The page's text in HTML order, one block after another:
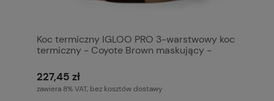
Koc termiczny IGLOO PRO 3-warstwowy koc
termiczny - Coyote Brown maskujący -
227,45 zł
zawiera 8% VAT, bez kosztów dostawy